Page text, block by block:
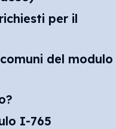
per il
del modulo
I-765